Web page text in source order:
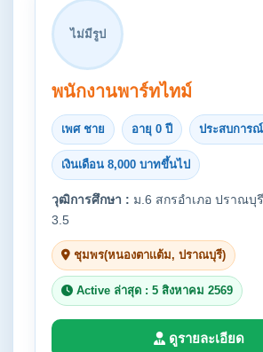
ไม่มีรูป
พนักงานพาร์ทไทม์
เพศ ชาย อายุ 0 ปี ประสบการ
เงินเดือน 8,000 บาทขึ้นไป
วุฒิการศึกษา : ม.6 สกรอำเภอ ปราณบุ
3.5
ชุมพร(หนองตาเเต้ม, ปราณบุรี)
Active ล่าสุด : 5 สิงหาคม 2569
ดูรายละเอียด